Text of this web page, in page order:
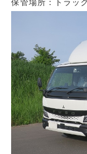
保管場所：トラッ